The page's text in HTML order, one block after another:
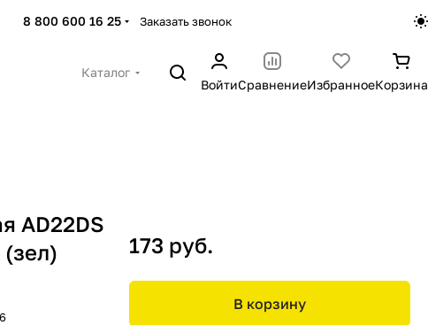
8 800 600 16 25 Заказать звонок
Каталог
ВойтиСравнениеИзбранноеКорзина
AD22DS
173 руб.
В корзину